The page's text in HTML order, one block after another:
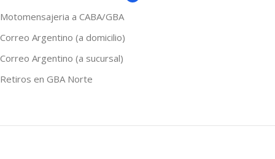
Motomensajeria a CABA/GBA
Correo Argentino (a domicilio)
Correo Argentino (a sucursal)
Retiros en GBA Norte